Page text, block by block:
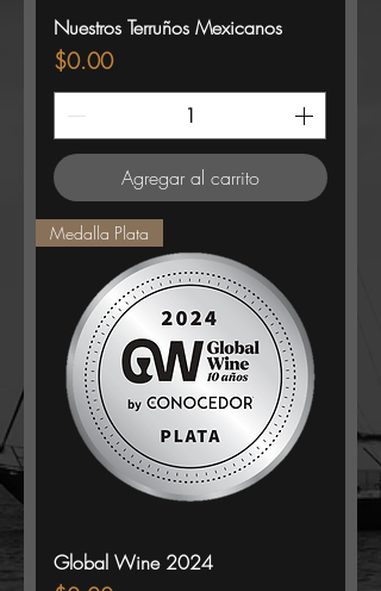
Nuestros Terruños Mexicanos
Precio
$0.00
Agregar al carrito
Medalla Plata
Global Wine 2024